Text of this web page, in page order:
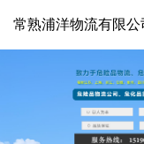
常熟浦洋物流有限公